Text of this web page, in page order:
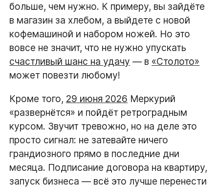
больше, чем нужно. К примеру, вы зайдёте
в магазин за хлебом, а выйдете с новой
кофемашиной и набором ножей. Но это
вовсе не значит, что не нужно упускать
счастливый шанс на удачу — в «Столото»
может повезти любому!
Кроме того, 29 июня 2026 Меркурий
«развернётся» и пойдёт ретроградным
курсом. Звучит тревожно, но на деле это
просто сигнал: не затевайте ничего
грандиозного прямо в последние дни
месяца. Подписание договора на квартиру,
запуск бизнеса — всё это лучше перенести